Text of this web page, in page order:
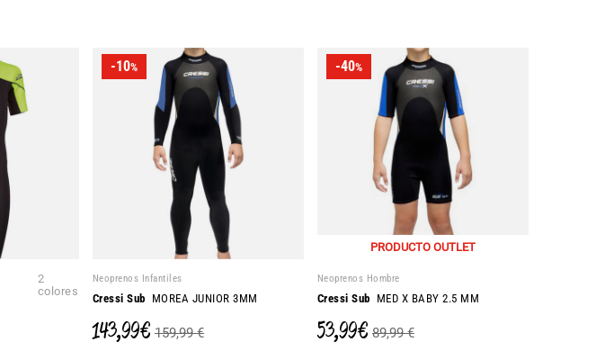
2
colores
-10%
Neoprenos Infantiles
Cressi Sub MOREA JUNIOR 3MM
143,99 € 159,99 €
-40%
PRODUCTO OUTLET
Neoprenos Hombre
Cressi Sub MED X BABY 2.5 MM
53,99 € 89,99 €